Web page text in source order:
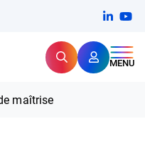
RechercherMENU
proximité pour
maîtrise